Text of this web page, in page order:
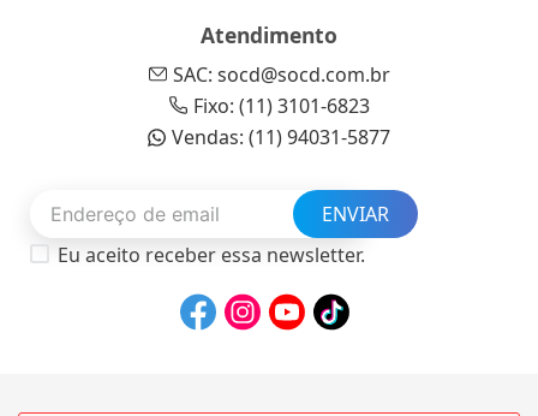
Atendimento
SAC: socd@socd.com.br
Fixo: (11) 3101-6823
Vendas: (11) 94031-5877
ENVIAR
Eu aceito receber essa newsletter.